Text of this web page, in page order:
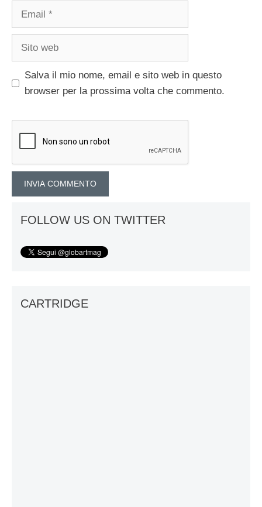
Email
Sito
Salva il mio nome, email e sito web in questo
browser per la prossima volta che commento.
FOLLOW US ON TWITTER
CARTRIDGE